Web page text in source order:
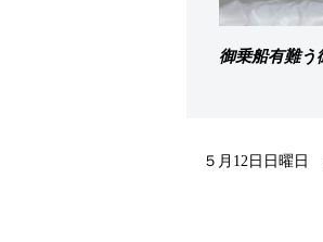
御乗船有難う
５月12日日曜日